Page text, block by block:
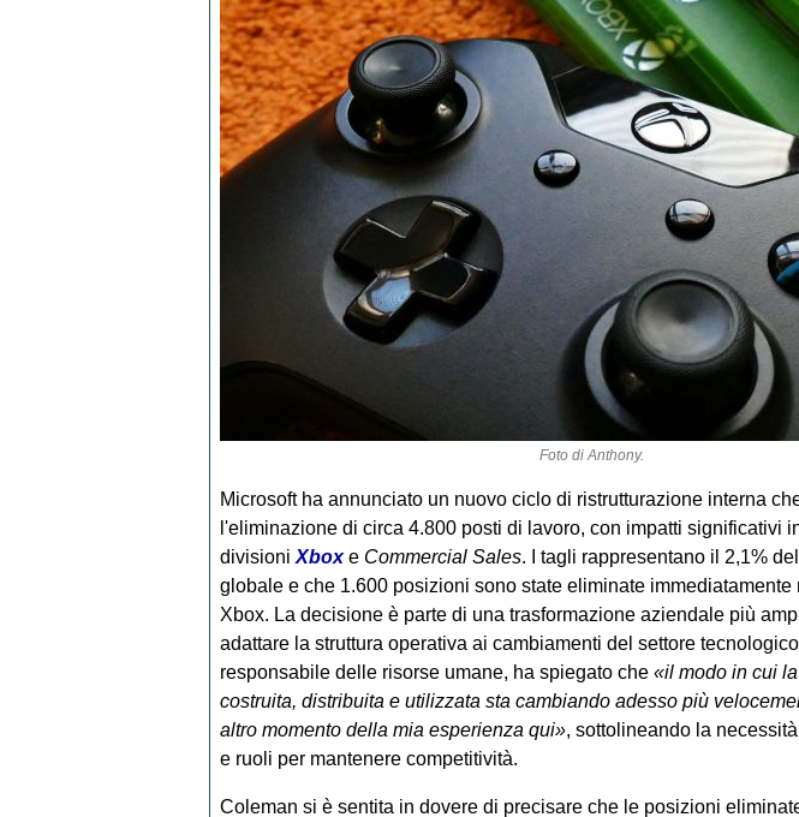
Foto diAnthony.
Microsoft ha annunciato un nuovo ciclo di ristrutturazione interna
l'eliminazione di circa 4.800 posti di lavoro, con impatti significativi
divisioni Xboxe Commercial Sales. I tagli rappresentano il 2,1%
globale e che 1.600 posizioni sono state eliminate
Xbox. La decisione è parte di una trasformazione aziendale più
adattare la struttura operativa ai cambiamenti del settore
responsabile delle risorse umane, ha spiegato che «il modo in cui
costruita, distribuita e utilizzata sta cambiando adesso più
altro momento della mia esperienza qui», sottolineando la
e ruoli per mantenere competitività.
Coleman si è sentita in dovere di precisare che le posizioni